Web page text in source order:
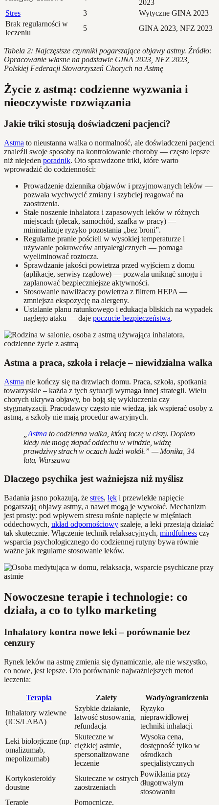
2023
Stres
3
Wytyczne GINA 2023
Brak regularności w
leczeniu
5 GINA 2023, NFZ 2023
Tabela 2: Najczęstsze czynniki pogarszające objawy astmy. Źródło:
Opracowanie własne na podstawie GINA 2023, NFZ 2023,
Polskiej Federacji Stowarzyszeń Chorych na Astmę
Życie z astmą: codzienne wyzwania i
nieoczywiste rozwiązania
Jakie triki stosują doświadczeni pacjenci?
Astma to nieustanna walka o normalność, ale doświadczeni pacjenci
znaleźli swoje sposoby na kontrolowanie choroby — często lepsze
niż niejeden poradnik. Oto sprawdzone triki, które warto
wprowadzić do codzienności:
Prowadzenie dziennika objawów i przyjmowanych leków —
pozwala wychwycić zmiany i szybciej reagować na
zaostrzenia.
Stałe noszenie inhalatora i zapasowych leków w różnych
miejscach (plecak, samochód, szafka w pracy) —
minimalizuje ryzyko pozostania „bez broni”.
Regularne pranie pościeli w wysokiej temperaturze i
używanie pokrowców antyalergicznych — pomaga
wyeliminować roztocza.
Sprawdzanie jakości powietrza przed wyjściem z domu
(aplikacje, serwisy rządowe) — pozwala uniknąć smogu i
zaplanować bezpieczniejsze aktywności.
Stosowanie nawilżaczy powietrza z filtrem HEPA —
zmniejsza ekspozycję na alergeny.
Ustalanie planu ratunkowego i edukacja bliskich na wypadek
nagłego ataku — daje poczucie bezpieczeństwa.
Astma a praca, szkoła i relacje – niewidzialna walka
Astma nie kończy się na drzwiach domu. Praca, szkoła, spotkania
towarzyskie – każda z tych sytuacji wymaga innej strategii. Wielu
chorych ukrywa objawy, bo boją się wykluczenia czy
stygmatyzacji. Pracodawcy często nie wiedzą, jak wspierać osoby z
astmą, a szkoły nie mają procedur awaryjnych.
Astma to codzienna walka, którą toczę w ciszy. Dopiero
kiedy nie mogę złapać oddechu w windzie, widzę
prawdziwy strach w oczach ludzi wokół.” — Monika, 34
lata, Warszawa
Dlaczego psychika jest ważniejsza niż myślisz
Badania jasno pokazują, że stres, lęk i przewlekłe napięcie
pogarszają objawy astmy, a nawet mogą je wywołać. Mechanizm
jest prosty: pod wpływem stresu rośnie napięcie w mięśniach
oddechowych, układ odpornościowy szaleje, a leki przestają działać
tak skutecznie. Włączenie technik relaksacyjnych, mindfulness czy
wsparcia psychologicznego do codziennej rutyny bywa równie
ważne jak regularne stosowanie leków.
Nowoczesne terapie i technologie: co
działa, a co to tylko marketing
Inhalatory kontra nowe leki – porównanie bez
cenzury
Rynek leków na astmę zmienia się dynamicznie, ale nie wszystko,
co nowe, jest lepsze. Oto porównanie najważniejszych metod
leczenia:
Terapia Zalety
Wady/ograniczenia
Inhalatory wziewne
(ICS/LABA)
Szybkie działanie,
łatwość stosowania,
refundacja
Ryzyko
nieprawidłowej
techniki inhalacji
Leki biologiczne (np.
omalizumab,
mepolizumab)
Skuteczne w
ciężkiej astmie,
spersonalizowane
leczenie
Wysoka cena,
dostępność tylko w
ośrodkach
specjalistycznych
Kortykosteroidy
doustne
Skuteczne w ostrych
zaostrzeniach
Powikłania przy
długotrwałym
stosowaniu
Terapie
Pomocnicze,